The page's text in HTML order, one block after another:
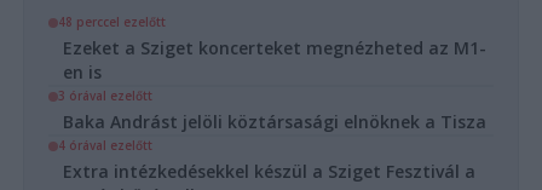
48 perccel ezelőtt
Ezeket a Sziget koncerteket megnézheted az M1-
en is
3 órával ezelőtt
Baka Andrást jelöli köztársasági elnöknek a Tisza
4 órával ezelőtt
Extra intézkedésekkel készül a Sziget Fesztivál a